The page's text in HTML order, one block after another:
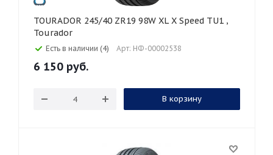
TOURADOR 245/40 ZR19 98W XL X Speed TU1 ,
Tourador
Есть в наличии (4) Арт: НФ-00002538
6 150 руб.
В корзину